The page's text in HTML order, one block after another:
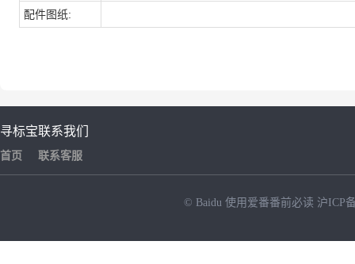
配件图纸:
寻标宝
首页
联系我们
联系客服
© Baidu 使用爱番番前必读 沪ICP